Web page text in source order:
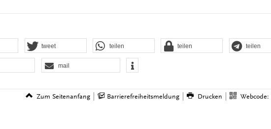
tweet teilen teilen teilen
mail
Zum Seitenanfang Barrierefreiheitsmeldung Drucken Webcode: